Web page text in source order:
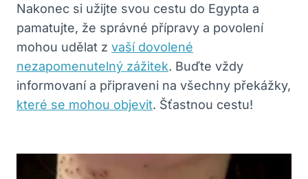
Nakonec si užijte svou cestu do Egypta a
pamatujte, že správné přípravy a povolení
mohou udělat z vaší dovolené
nezapomenutelný zážitek. Buďte vždy
informovaní a připraveni na všechny překážky,
které se mohou objevit. Šťastnou cestu!